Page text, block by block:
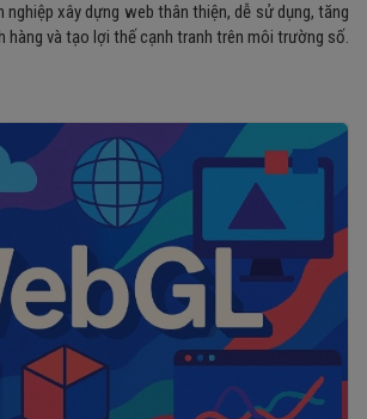
nghiệp xây dựng web thân thiện, dễ sử dụng, tăng
hàng và tạo lợi thế cạnh tranh trên môi trường số.